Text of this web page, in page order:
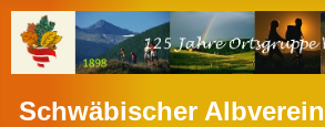
Schwäbischer Albverein